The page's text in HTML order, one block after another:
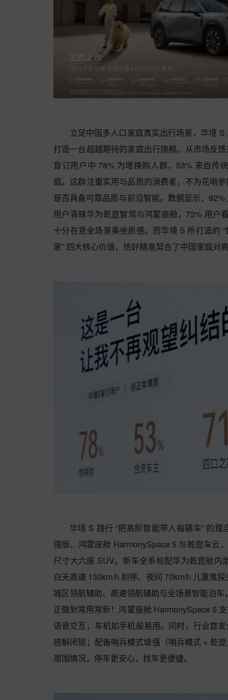
立足中国多人口家庭真实出行场景，华境
打造一台超越期待的家庭出行旗舰。从市场反
盲订用户中 78% 为增换购人群，53% 来自传
庭。这群注重实用与品质的消费者，不为花哨
是否具备可靠品质与前沿智能。数据显示，
用户青睐华为乾崑智驾与鸿蒙座舱，73% 用户
十分在意全场景乘坐质感。而华境 S 所打造的
家” 四大核心价值，恰好精准契合了中国家庭对
华境 S 践行 “把高阶智能带入每辆车” 的
强版、鸿蒙座舱 HarmonySpace 5 与乾崑车云
尺寸大六座 SUV。新车全系标配华为乾崑舱内
白天高速 130km/h 刹停、夜间 70km/h 儿童鬼
城区领航辅助、高速领航辅助与全场景智能泊
正做到常用常新！鸿蒙座舱 HarmonySpace 5
语音交互，车机如手机般易用。同时，行业首
感解闭锁；配备哨兵模式增强（哨兵模式 × 乾
周围情况，停车更安心，找车更便捷。